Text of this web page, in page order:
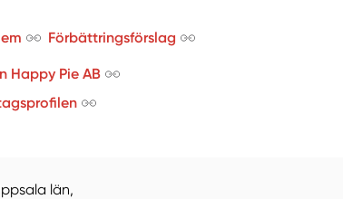
Förbättringsförslag
Happy Pie AB
län,